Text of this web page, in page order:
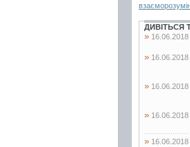
ДИВІТЬСЯ
» 16.06.2018
» 16.06.2018
» 16.06.2018
» 16.06.2018
» 16.06.2018